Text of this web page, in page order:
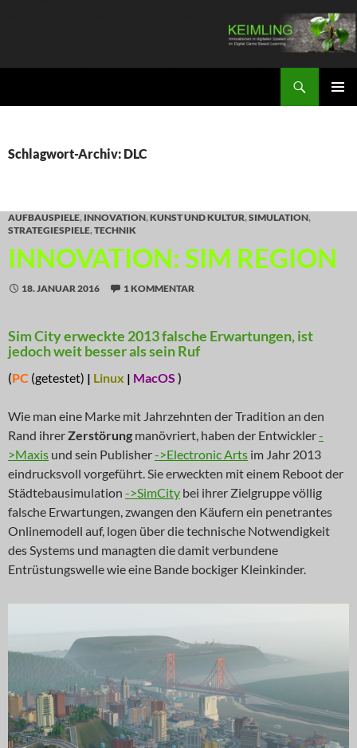
Schlagwort-Archiv: DLC
AUFBAUSPIELE, INNOVATION,KUNST UND KULTUR,SIMULATION,
STRATEGIESPIELE,TECHNIK
INNOVATION: SIM REGION
18. JANUAR 2016 1 KOMMENTAR
Sim City erweckte 2013 falsche Erwartungen, ist
jedoch weit besser als sein Ruf
(PC (getestet) | Linux | MacOS )
Wie man eine Marke mit Jahrzehnten der Tradition an den
Rand ihrerZerstörung manövriert, haben der Entwickler-
>Maxis und sein Publisher->Electronic Arts im Jahr 2013
eindrucksvoll vorgeführt. Sie erweckten mit einem Reboot der
Städtebausimulation ->SimCity bei ihrer Zielgruppe völlig
falsche Erwartungen, zwangen den Käufern ein penetrantes
Onlinemodell auf, logen über die technische Notwendigkeit
des Systems und managten die damit verbundene
Entrüstungswelle wie eine Bande bockiger Kleinkinder.